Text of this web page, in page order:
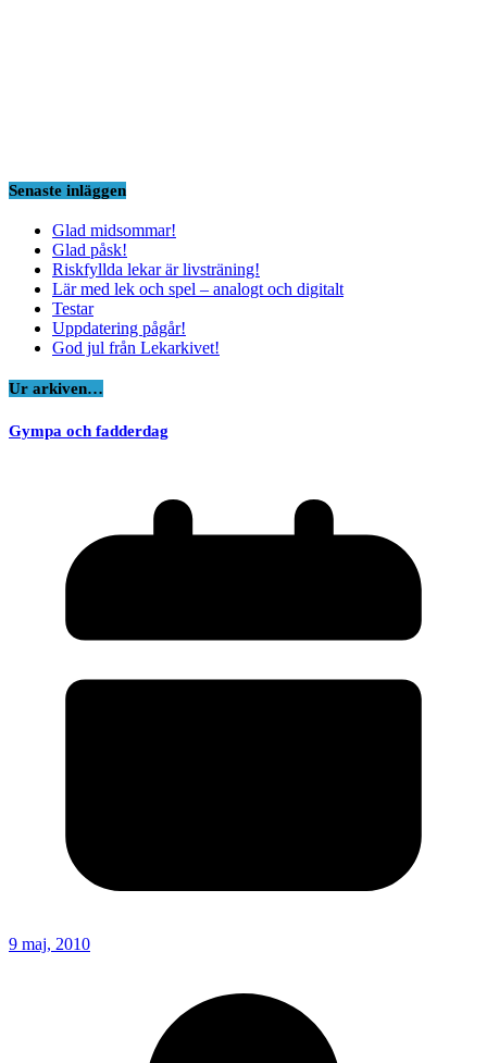
Senaste inläggen
Glad midsommar!
Glad påsk!
Riskfyllda lekar är livsträning!
Lär med lek och spel – analogt och digitalt
Testar
Uppdatering pågår!
God jul från Lekarkivet!
Ur arkiven…
Gympa och fadderdag
9 maj, 2010